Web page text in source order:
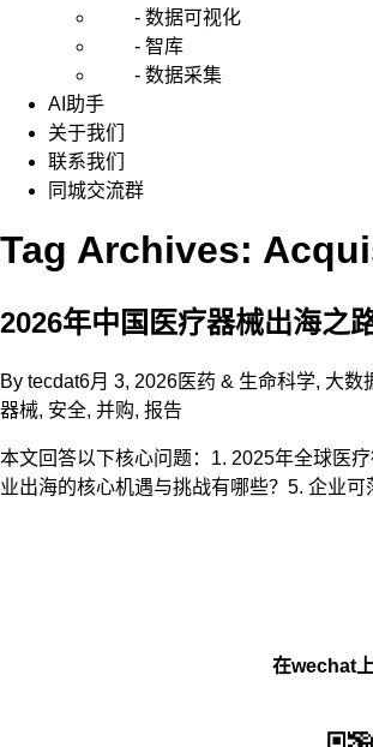
- 数据可视化
- 智库
- 数据采集
AI助手
关于我们
联系我们
同城交流群
Tag Archives:
2026年中国医疗器械出海之
By tecdat6月 3, 2026医药 & 生命科学, 大数
器械, 安全, 并购, 报告
本文回答以下核心问题：1. 2025年全球医
业出海的核心机遇与挑战有哪些？5. 企业可
在wechat